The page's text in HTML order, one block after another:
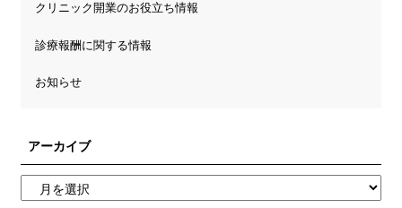
クリニック開業のお役立ち情報
診療報酬に関する情報
お知らせ
アーカイブ